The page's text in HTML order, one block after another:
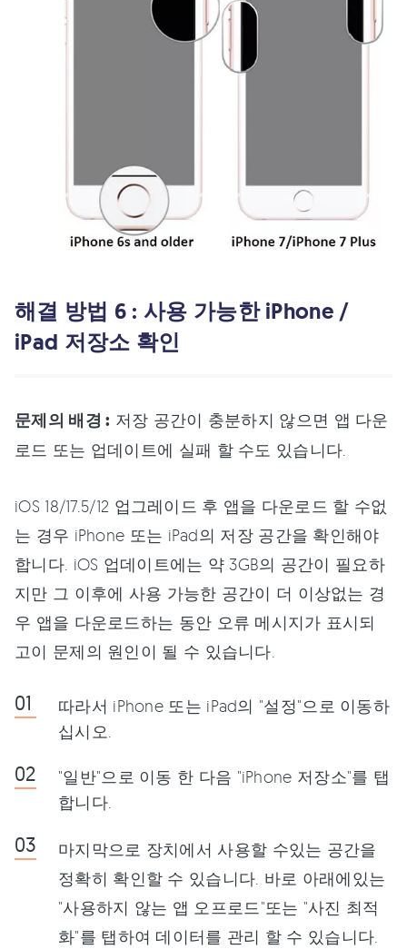
해결 방법 6 : 사용 가능한 iPhone /
iPad 저장소 확인
문제의 배경 : 저장 공간이 충분하지 않으면 앱 다운
로드 또는 업데이트에 실패 할 수도 있습니다.
iOS 18/17.5/12 업그레이드 후 앱을 다운로드 할 수없
는 경우 iPhone 또는 iPad의 저장 공간을 확인해야
합니다. iOS 업데이트에는 약 3GB의 공간이 필요하
지만 그 이후에 사용 가능한 공간이 더 이상없는 경
우 앱을 다운로드하는 동안 오류 메시지가 표시되
고이 문제의 원인이 될 수 있습니다.
따라서 iPhone 또는 iPad의 "설정"으로 이동하
십시오.
"일반"으로 이동 한 다음 "iPhone 저장소"를 탭
합니다.
마지막으로 장치에서 사용할 수있는 공간을
정확히 확인할 수 있습니다. 바로 아래에있는
"사용하지 않는 앱 오프로드"또는 "사진 최적
화"를 탭하여 데이터를 관리 할 수 있습니다.